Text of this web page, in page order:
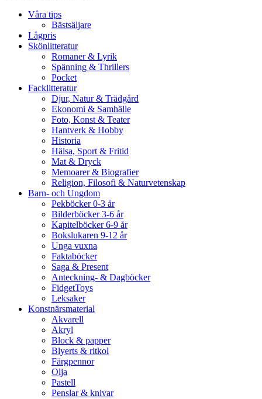
Våra tips
Bästsäljare
Lågpris
Skönlitteratur
Romaner & Lyrik
Spänning & Thrillers
Pocket
Facklitteratur
Djur, Natur & Trädgård
Ekonomi & Samhälle
Foto, Konst & Teater
Hantverk & Hobby
Historia
Hälsa, Sport & Fritid
Mat & Dryck
Memoarer & Biografier
Religion, Filosofi & Naturvetenskap
Barn- och Ungdom
Pekböcker 0-3 år
Bilderböcker 3-6 år
Kapitelböcker 6-9 år
Bokslukaren 9-12 år
Unga vuxna
Faktaböcker
Saga & Present
Anteckning- & Dagböcker
FidgetToys
Leksaker
Konstnärsmaterial
Akvarell
Akryl
Block & papper
Blyerts & ritkol
Färgpennor
Olja
Pastell
Penslar & knivar